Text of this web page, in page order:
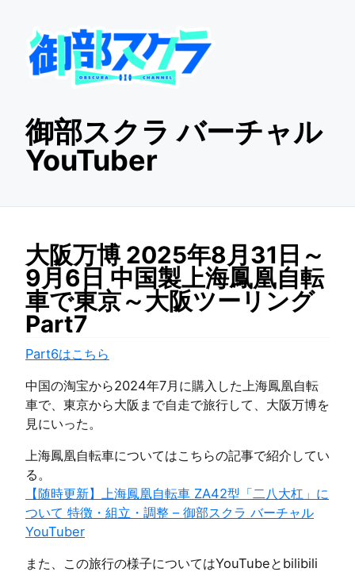
御部スクラ バーチャル
YouTuber
大阪万博 2025年8月31日～
9月6日 中国製上海鳳凰自転
車で東京～大阪ツーリング
Part7
Part6はこちら
中国の淘宝から2024年7月に購入した上海鳳凰自転
車で、東京から大阪まで自走で旅行して、大阪万博を
見にいった。
上海鳳凰自転車についてはこちらの記事で紹介してい
る。
【随時更新】上海鳳凰自転車 ZA42型「二八大杠」に
ついて 特徴・組立・調整 – 御部スクラ バーチャル
YouTuber
また、この旅行の様子についてはYouTubeとbilibili